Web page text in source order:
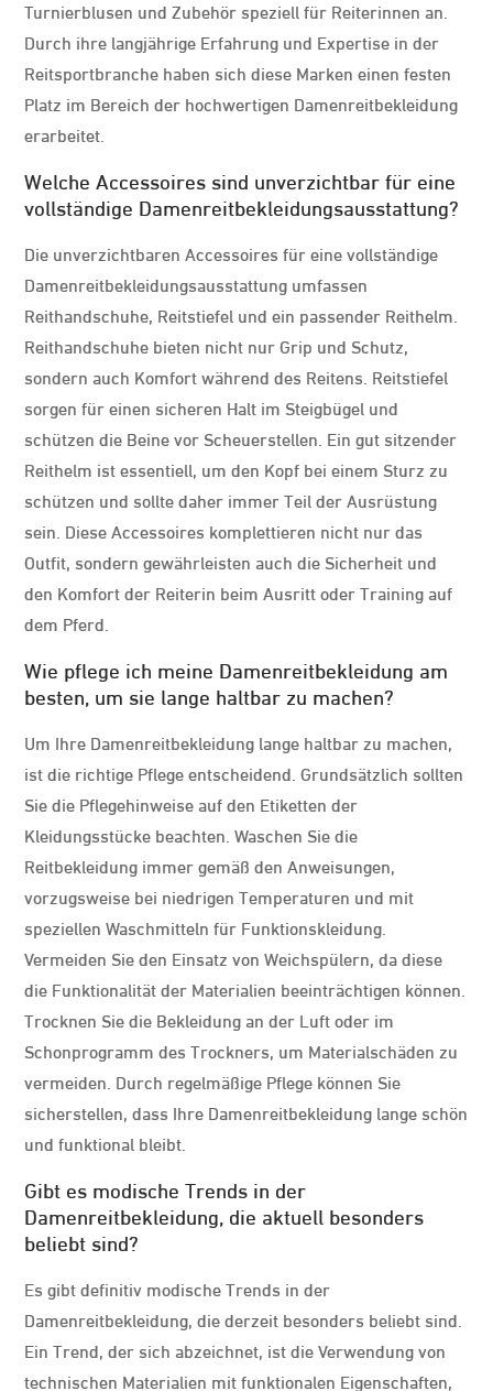
Turnierblusen und Zubehör speziell für Reiterinnen an.
Durch ihre langjährige Erfahrung und Expertise in der
Reitsportbranche haben sich diese Marken einen festen
Platz im Bereich der hochwertigen Damenreitbekleidung
erarbeitet.
Welche Accessoires sind unverzichtbar für eine
vollständige Damenreitbekleidungsausstattung?
Die unverzichtbaren Accessoires für eine vollständige
Damenreitbekleidungsausstattung umfassen
Reithandschuhe, Reitstiefel und ein passender Reithelm.
Reithandschuhe bieten nicht nur Grip und Schutz,
sondern auch Komfort während des Reitens. Reitstiefel
sorgen für einen sicheren Halt im Steigbügel und
schützen die Beine vor Scheuerstellen. Ein gut sitzender
Reithelm ist essentiell, um den Kopf bei einem Sturz zu
schützen und sollte daher immer Teil der Ausrüstung
sein. Diese Accessoires komplettieren nicht nur das
Outfit, sondern gewährleisten auch die Sicherheit und
den Komfort der Reiterin beim Ausritt oder Training auf
dem Pferd.
Wie pflege ich meine Damenreitbekleidung am
besten, um sie lange haltbar zu machen?
Um Ihre Damenreitbekleidung lange haltbar zu machen,
ist die richtige Pflege entscheidend. Grundsätzlich sollten
Sie die Pflegehinweise auf den Etiketten der
Kleidungsstücke beachten. Waschen Sie die
Reitbekleidung immer gemäß den Anweisungen,
vorzugsweise bei niedrigen Temperaturen und mit
speziellen Waschmitteln für Funktionskleidung.
Vermeiden Sie den Einsatz von Weichspülern, da diese
die Funktionalität der Materialien beeinträchtigen können.
Trocknen Sie die Bekleidung an der Luft oder im
Schonprogramm des Trockners, um Materialschäden zu
vermeiden. Durch regelmäßige Pflege können Sie
sicherstellen, dass Ihre Damenreitbekleidung lange schön
und funktional bleibt.
Gibt es modische Trends in der
Damenreitbekleidung, die aktuell besonders
beliebt sind?
Es gibt definitiv modische Trends in der
Damenreitbekleidung, die derzeit besonders beliebt sind.
Ein Trend, der sich abzeichnet, ist die Verwendung von
technischen Materialien mit funktionalen Eigenschaften,